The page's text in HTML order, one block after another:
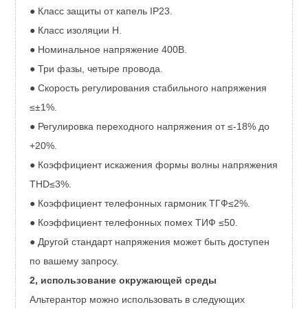
300
● Класс защиты от капель IP23.
● Класс изоляции H.
● Номинальное напряжение 400В.
● Три фазы, четыре провода.
● Скорость регулирования стабильного напряжения
≤±1%.
● Регулировка переходного напряжения от ≤-18% до
+20%.
● Коэффициент искажения формы волны напряжения
THD≤3%.
● Коэффициент телефонных гармоник ТГФ≤2%.
● Коэффициент телефонных помех ТИФ ≤50.
● Другой стандарт напряжения может быть доступен
по вашему запросу.
2, использование окружающей среды
Альтерантор можно использовать в следующих